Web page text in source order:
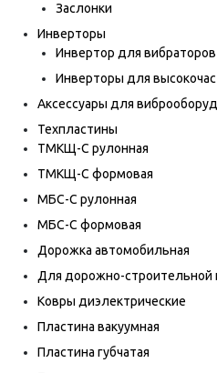
Заслонки
Инверторы
Инвертор для вибраторов
Инверторы для
Аксессуары для
Техпластины
ТМКЩ-С рулонная
ТМКЩ-С формовая
МБС-С рулонная
МБС-С формовая
Дорожка автомобильная
Для дорожно-строительной
Ковры диэлектрические
Пластина вакуумная
Пластина губчатая